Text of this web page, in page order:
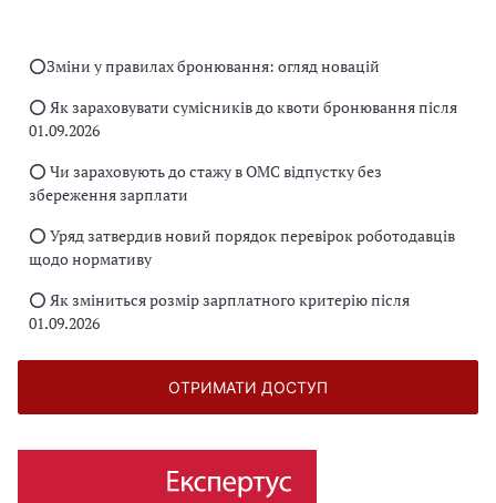
⭕️Зміни у правилах бронювання: огляд новацій
⭕️ Як зараховувати сумісників до квоти бронювання після
01.09.2026
⭕️ Чи зараховують до стажу в ОМС відпустку без
збереження зарплати
⭕️ Уряд затвердив новий порядок перевірок роботодавців
щодо нормативу
⭕️ Як зміниться розмір зарплатного критерію після
01.09.2026
ОТРИМАТИ ДОСТУП